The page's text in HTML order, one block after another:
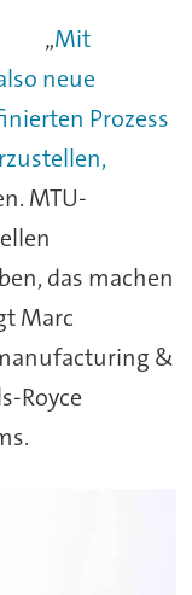
„Mit
neue
Prozess
MTU-
das machen
Marc
&
Royce